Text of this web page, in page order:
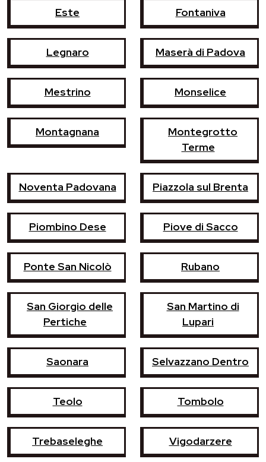
Este Fontaniva
Legnaro Maserà di Padova
Mestrino Monselice
Montagnana
Montegrotto
Terme
Noventa Padovana Piazzola sul Brenta
Piombino Dese Piove di Sacco
Ponte San Nicolò Rubano
San Giorgio delle
Pertiche
San Martino di
Lupari
Saonara Selvazzano Dentro
Teolo Tombolo
Trebaseleghe Vigodarzere